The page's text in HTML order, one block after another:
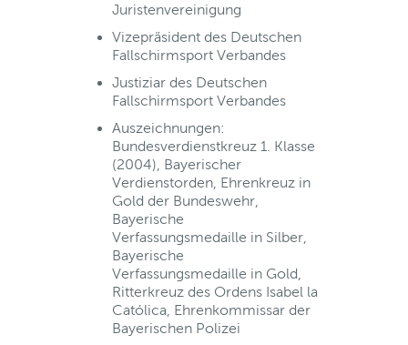
Juristenvereinigung
Vizepräsident des Deutschen
Fallschirmsport Verbandes
Justiziar des Deutschen
Fallschirmsport Verbandes
Auszeichnungen:
Bundesverdienstkreuz 1. Klasse
(2004), Bayerischer
Verdienstorden, Ehrenkreuz in
Gold der Bundeswehr,
Bayerische
Verfassungsmedaille in Silber,
Bayerische
Verfassungsmedaille in Gold,
Ritterkreuz des Ordens Isabel la
Católica, Ehrenkommissar der
Bayerischen Polizei